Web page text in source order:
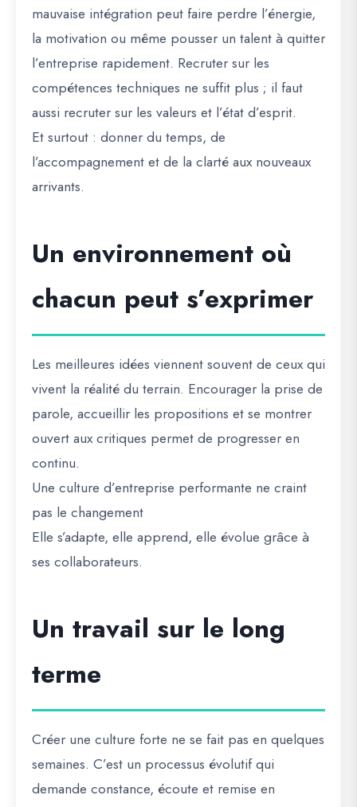
mauvaise intégration peut faire perdre l’énergie,
la motivation ou même pousser un talent à quitter
l’entreprise rapidement. Recruter sur les
compétences techniques ne suffit plus ; il faut
aussi recruter sur les valeurs et l’état d’esprit.
Et surtout : donner du temps, de
l’accompagnement et de la clarté aux nouveaux
arrivants.
Un environnement où
chacun peut s’exprimer
Les meilleures idées viennent souvent de ceux qui
vivent la réalité du terrain. Encourager la prise de
parole, accueillir les propositions et se montrer
ouvert aux critiques permet de progresser en
continu.
Une culture d’entreprise performante ne craint
pas le changement
Elle s’adapte, elle apprend, elle évolue grâce à
ses collaborateurs.
Un travail sur le long
terme
Créer une culture forte ne se fait pas en quelques
semaines. C’est un processus évolutif qui
demande constance, écoute et remise en